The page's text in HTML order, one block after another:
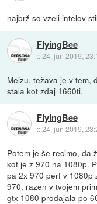
najbrž so vzeli intelov
FlyingBee
::24. jun 2019,
Meizu, težava je v tem,
stala kot zdaj 1660ti.
FlyingBee
::24. jun 2019,
Potem je še recimo, da
kot je z 970 na 1080p.
pa 2x 970 perf v 1080p
970, razen v tvojem
gtx 1080 prodajala po